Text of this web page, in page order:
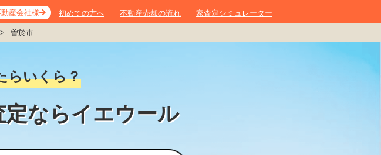
産会社様 初めての方へ 不動産売却の流れ 家査定シミュレーター
> 曽於市
らいくら？
ならイエウール